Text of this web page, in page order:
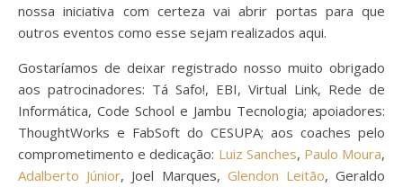
nossa iniciativa com certeza vai abrir portas para que
outros eventos como esse sejam realizados aqui.
Gostaríamos de deixar registrado nosso muito obrigado
aos patrocinadores: Tá Safo!, EBI, Virtual Link, Rede de
Informática, Code School e Jambu Tecnologia; apoiadores:
ThoughtWorks e FabSoft do CESUPA; aos coaches pelo
comprometimento e dedicação: Luiz Sanches, Paulo Moura,
Adalberto Júnior, Joel Marques, Glendon Leitão, Geraldo